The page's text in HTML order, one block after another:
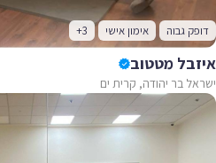
דופק גבוה אימון אישי +3
איזבל מטטוב
ישראל בר יהודה, קרית ים